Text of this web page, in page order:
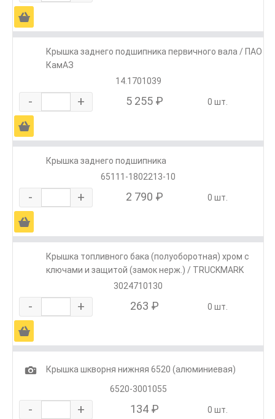
Ä
Крышка заднего подшипника первичного вала / ПАО
КамАЗ
14.1701039
- + 5 255 ₽ 0 шт.
Ä
Крышка заднего подшипника
65111-1802213-10
- + 2 790 ₽ 0 шт.
Ä
Крышка топливного бака (полуоборотная) хром с
ключами и защитой (замок нерж.) / TRUCKMARK
3024710130
- + 263 ₽ 0 шт.
Ä
1
Крышка шкворня нижняя 6520 (алюминиевая)
6520-3001055
- + 134 ₽ 0 шт.